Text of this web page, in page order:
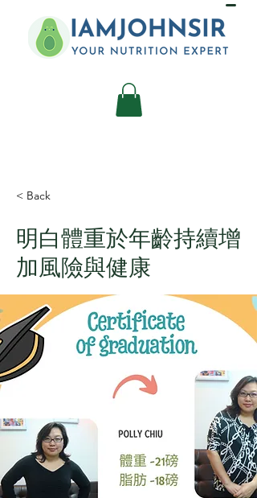
< Back
明白體重於年齡持續增
加風險與健康